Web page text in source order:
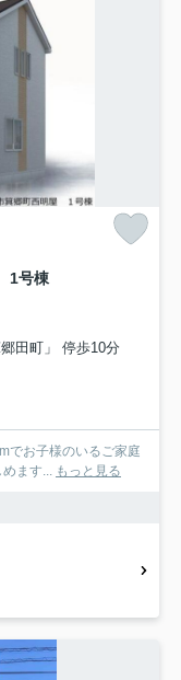
1号棟
田町」 停歩10分
でお子様のいるご家庭
ます... もっと見る